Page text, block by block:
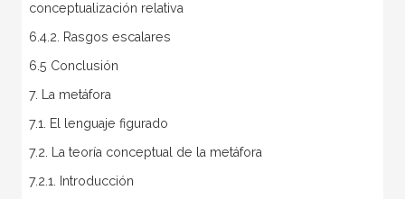
conceptualización relativa
6.4.2. Rasgos escalares
6.5 Conclusión
7. La metáfora
7.1. El lenguaje figurado
7.2. La teoría conceptual de la metáfora
7.2.1. Introducción